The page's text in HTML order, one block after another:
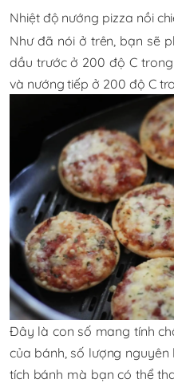
Nhiệt độ nướng pizza nồi
Như đã nói ở trên, bạn sẽ
dầu trước ở 200 độ C
và nướng tiếp ở 200 độ C
Đây là con số mang tính
của bánh, số lượng nguyên
tích bánh mà bạn có thể